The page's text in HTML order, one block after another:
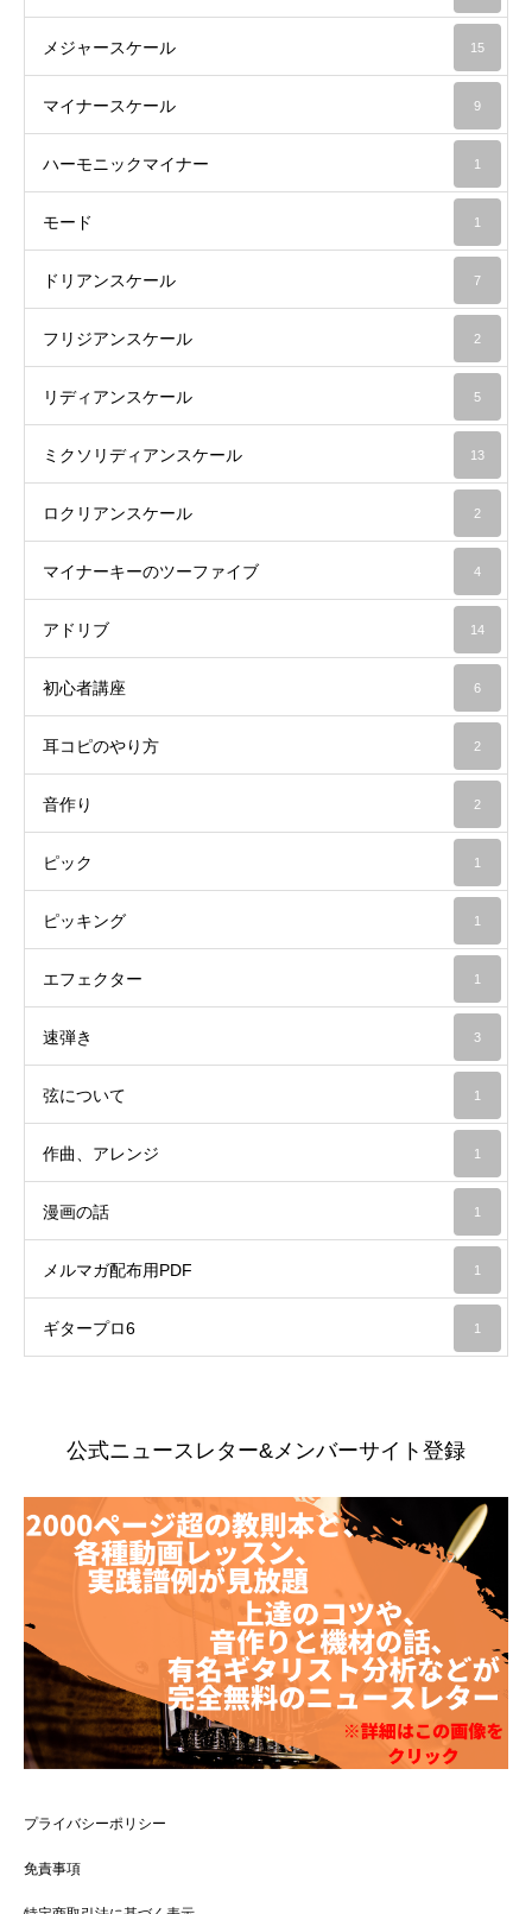
メジャースケール 15
マイナースケール 9
ハーモニックマイナー 1
モード 1
ドリアンスケール 7
フリジアンスケール 2
リディアンスケール 5
ミクソリディアンスケール 13
ロクリアンスケール 2
マイナーキーのツーファイブ 4
アドリブ 14
初心者講座 6
耳コピのやり方 2
音作り 2
ピック 1
ピッキング 1
エフェクター 1
速弾き 3
弦について 1
作曲、アレンジ 1
漫画の話 1
メルマガ配布用PDF 1
ギタープロ6 1
公式ニュースレター&メンバーサイト登録
プライバシーポリシー
免責事項